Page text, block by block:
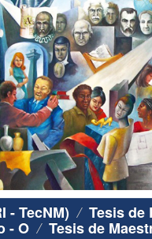
- TecNM) Tesis de
- O Tesis de